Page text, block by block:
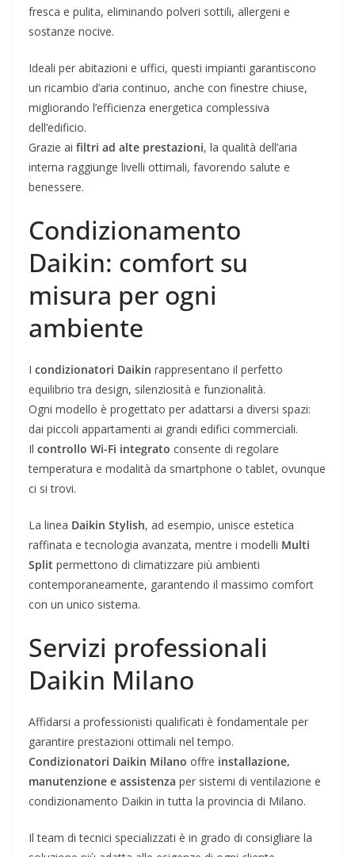
fresca e pulita, eliminando polveri sottili, allergeni e
sostanze nocive.
Ideali per abitazioni e uffici, questi impianti garantiscono
un ricambio d’aria continuo, anche con finestre chiuse,
migliorando l’efficienza energetica complessiva
dell’edificio.
Grazie ai filtri ad alte prestazioni, la qualità dell’aria
interna raggiunge livelli ottimali, favorendo salute e
benessere.
Condizionamento
Daikin: comfort su
misura per ogni
ambiente
I condizionatori Daikin rappresentano il perfetto
equilibrio tra design, silenziosità e funzionalità.
Ogni modello è progettato per adattarsi a diversi spazi:
dai piccoli appartamenti ai grandi edifici commerciali.
Il controllo Wi-Fi integrato consente di regolare
temperatura e modalità da smartphone o tablet, ovunque
ci si trovi.
La linea Daikin Stylish, ad esempio, unisce estetica
raffinata e tecnologia avanzata, mentre i modelli Multi
Split permettono di climatizzare più ambienti
contemporaneamente, garantendo il massimo comfort
con un unico sistema.
Servizi professionali
Daikin Milano
Affidarsi a professionisti qualificati è fondamentale per
garantire prestazioni ottimali nel tempo.
Condizionatori Daikin Milano offre installazione,
manutenzione e assistenza per sistemi di ventilazione e
condizionamento Daikin in tutta la provincia di Milano.
Il team di tecnici specializzati è in grado di consigliare la